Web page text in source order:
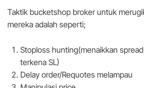
Taktik bucketshop broker untuk
mereka adalah seperti;
Stoploss hunting(menaikkan
terkena SL)
Delay order/Requotes melampau